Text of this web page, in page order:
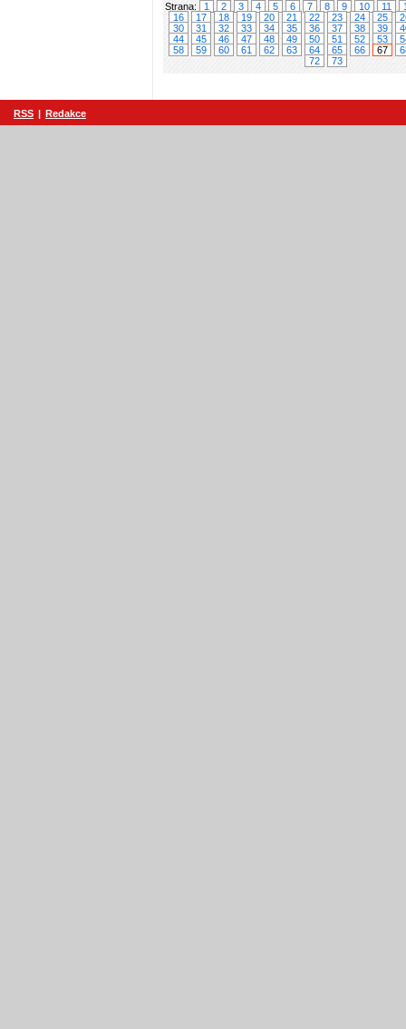
Strana: 1 2 3 4 5 6 7 8 9 10 11
16
17 18 19 20 21 22 23 24 25
30
31 32 33 34 35 36 37 38 39
44
45 46 47 48 49 50 51 52 53
58
59 60 61 62 63 64 65 66 67
72
73
RSS | Redakce